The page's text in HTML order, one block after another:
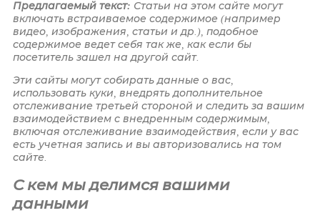
Предлагаемый текст: Статьи на этом сайте могут
включать встраиваемое содержимое (например
видео, изображения, статьи и др.), подобное
содержимое ведет себя так же, как если бы
посетитель зашел на другой сайт.
Эти сайты могут собирать данные о вас,
использовать куки, внедрять дополнительное
отслеживание третьей стороной и следить за вашим
взаимодействием с внедренным содержимым,
включая отслеживание взаимодействия, если у вас
есть учетная запись и вы авторизовались на том
сайте.
С кем мы делимся вашими
данными